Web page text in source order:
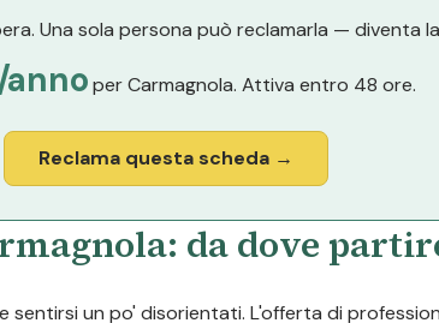
Una sola persona può reclamarla — diventa
per Carmagnola. Attiva entro 48 ore.
Reclama questa scheda →
da dove
sentirsi un po' disorientati. L'offerta di